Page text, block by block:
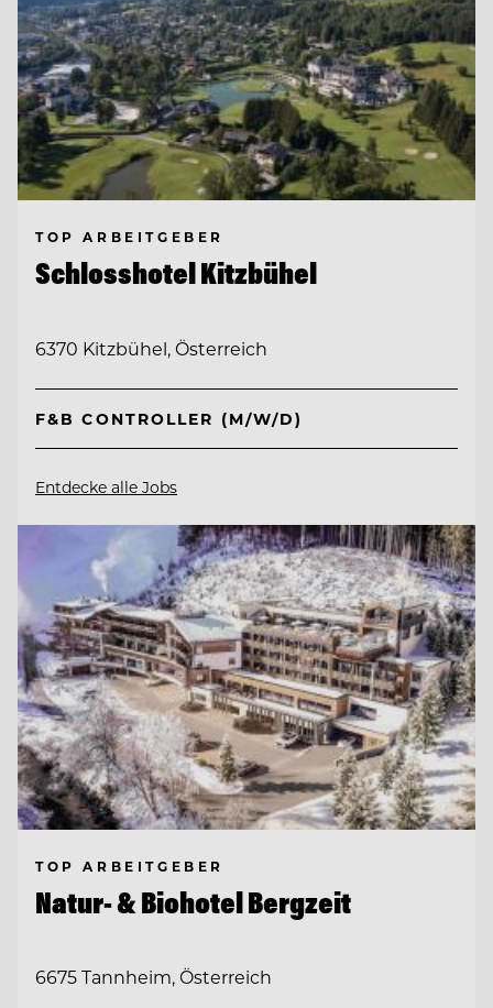
TOP ARBEITGEBER
Schlosshotel Kitzbühel
6370 Kitzbühel, Österreich
F&B CONTROLLER (M/W/D)
Entdecke alle Jobs
TOP ARBEITGEBER
Natur- & Biohotel Bergzeit
6675 Tannheim, Österreich